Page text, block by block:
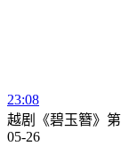
23:08
越剧《碧玉簪》
05-26